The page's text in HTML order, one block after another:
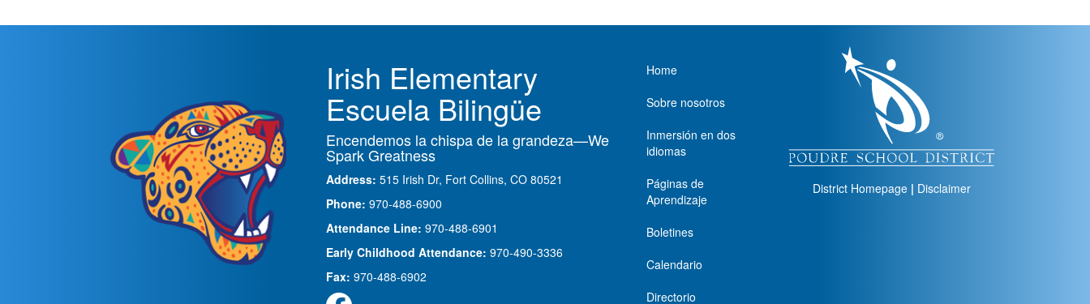
Irish Elementary
Escuela Bilingüe
Encendemos la chispa de la grandeza—We
Spark Greatness
Address: 515 Irish Dr, Fort Collins, CO 80521
Phone: 970-488-6900
Attendance Line: 970-488-6901
Early Childhood Attendance: 970-490-3336
Fax: 970-488-6902
Main navigation
Home
Sobre nosotros
Inmersión en dos
idiomas
Páginas de
Aprendizaje
Boletines
Calendario
Directorio
District Homepage | Disclaimer